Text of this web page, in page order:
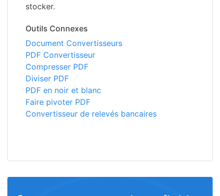
stocker.
Outils Connexes
Document Convertisseurs
PDF Convertisseur
Compresser PDF
Diviser PDF
PDF en noir et blanc
Faire pivoter PDF
Convertisseur de relevés bancaires